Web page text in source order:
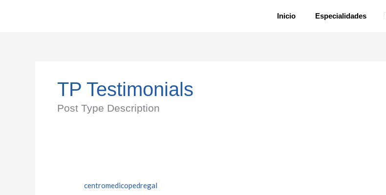
Inicio Especialidades
TP Testimonials
Post Type Description
centromedicopedregal